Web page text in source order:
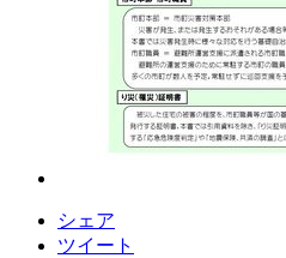
シェア
ツイート